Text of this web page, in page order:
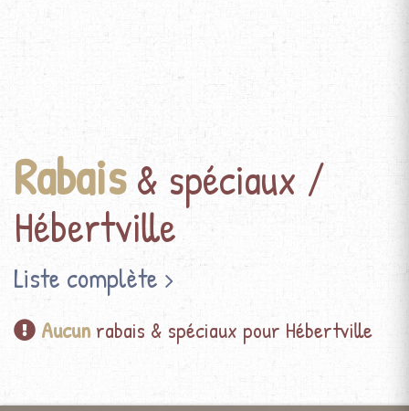
Rabais& spéciaux /
Hébertville
Liste complète
Aucun rabais & spéciaux pour Hébertville